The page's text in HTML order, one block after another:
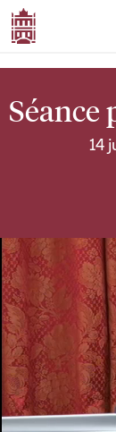
Séance
14